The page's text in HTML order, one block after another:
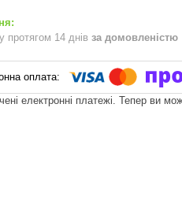
протягом 14 днів за домовленістю
електронні платежі. Тепер ви